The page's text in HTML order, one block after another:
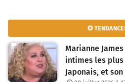
✪
Marianne
intimes les plus
Japonais, et